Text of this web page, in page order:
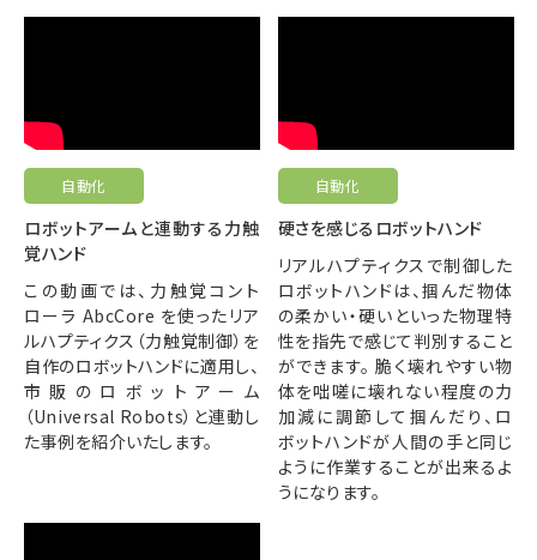
自動化
ロボットアームと連動する力触
覚ハンド
この動画では、力触覚コント
ローラ AbcCore を使ったリア
ルハプティクス（力触覚制御）を
自作のロボットハンドに適用し、
市販のロボットアーム
（Universal Robots）と連動し
た事例を紹介いたします。
自動化
硬さを感じるロボットハンド
リアルハプティクスで制御した
ロボットハンドは、掴んだ物体
の柔かい・硬いといった物理特
性を指先で感じて判別すること
ができます。 脆く壊れやすい物
体を咄嗟に壊れない程度の力
加減に調節して掴んだり、ロ
ボットハンドが人間の手と同じ
ように作業することが出来るよ
うになります。